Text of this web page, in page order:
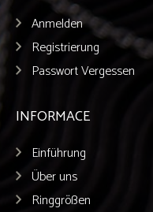
Anmelden
Registrierung
Passwort Vergessen
INFORMACE
Einführung
Über uns
Ringgrößen